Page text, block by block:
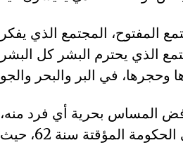
المفتوح، المجتمع الذي يفكر
الذي يحترم البشر كل البشر
المساس بحرية أي فرد منه،
وهو الطريق الذي لم تسلكه الجزائر منذ الانقلاب على الحكومة المؤقتة سنة 62، حيث